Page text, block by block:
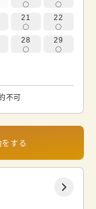
21 22
28 29
不可
する